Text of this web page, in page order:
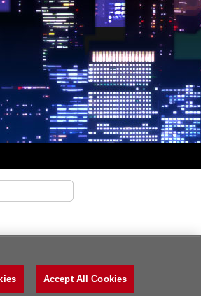
Accept All Cookies